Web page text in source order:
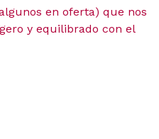
en oferta) que nos
y equilibrado con el